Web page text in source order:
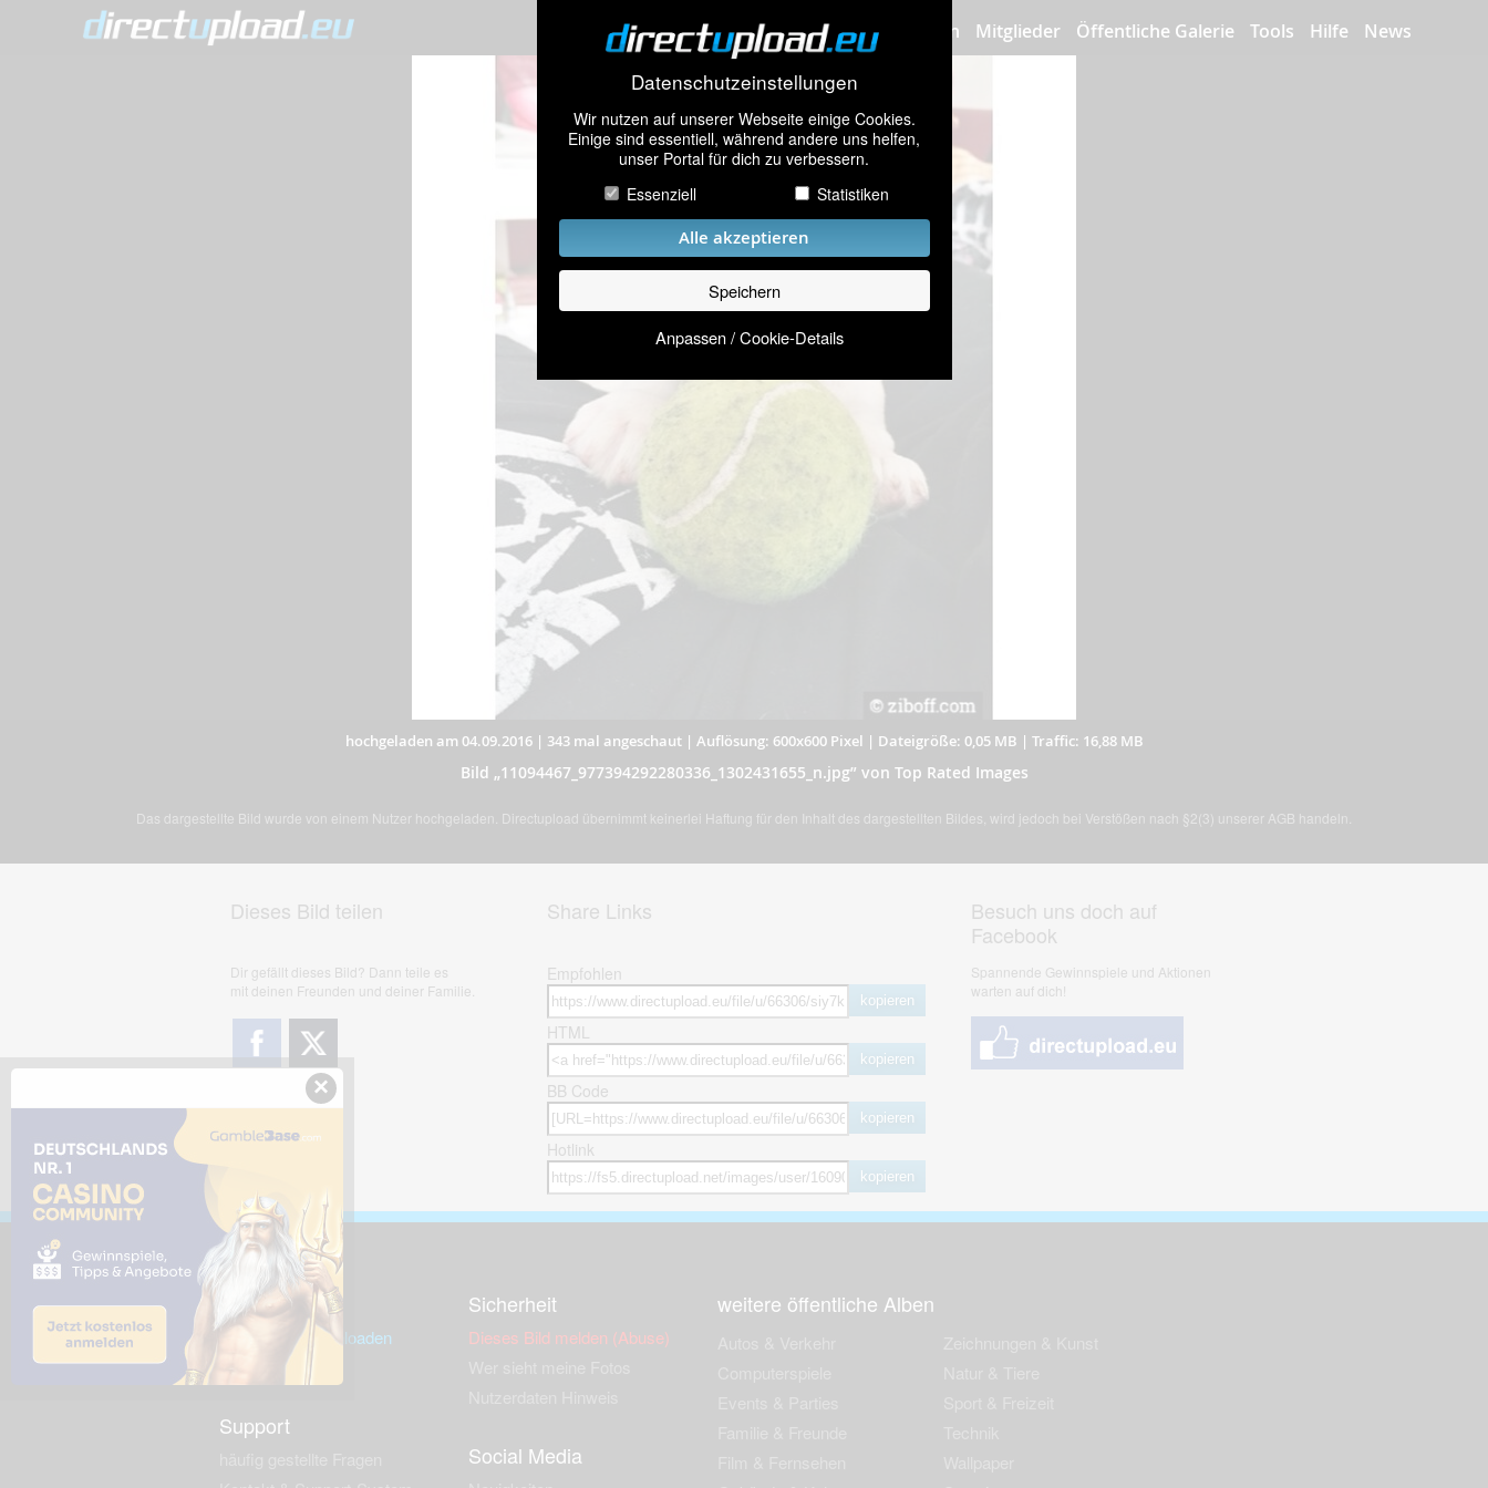
Datenschutzeinstellungen
Wir nutzen auf unserer Webseite einige Cookies.
Einige sind essentiell, während andere uns helfen,
unser Portal für dich zu verbessern.
Essenziell
Statistiken
Alle akzeptieren
Speichern
Anpassen / Cookie-Details
Bilder hochladen Mitglieder Öffentliche Galerie Tools Hilfe News
hochgeladen am 04.09.2016| 343 mal angeschaut| Auflösung: 600x600 Pixel | Dateigröße: 0,05 MB | Traffic: 16,88 MB
Bild „11094467_977394292280336_1302431655_n.jpg” von Top Rated Images
Das dargestellte Bild wurde von einem Nutzer hochgeladen. Directupload übernimmt keinerlei Haftung für den Inhalt des dargestellten Bildes, wird jedoch bei Verstößen nach §2(3) unserer AGB handeln.
Dieses Bild teilen
Dir gefällt dieses Bild? Dann teile es
mit deinen Freunden und deiner Familie.
Share Links
Empfohlen
kopieren
HTML
kopieren
BB Code
kopieren
Hotlink
kopieren
Besuch uns doch auf
Facebook
Spannende Gewinnspiele und Aktionen
warten auf dich!
Downloads
Dieses Bild downloaden
Desktop Tools
Support
Sicherheit
Dieses Bild melden (Abuse)
Social Media
weitere öffentliche Alben
×